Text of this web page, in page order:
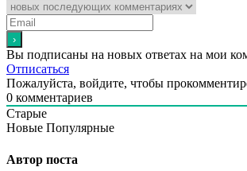
Вы подписаны на новых ответах на мои
Отписаться
Пожалуйста, войдите, чтобы
0 комментариев
Старые
Новые Популярные
Автор поста